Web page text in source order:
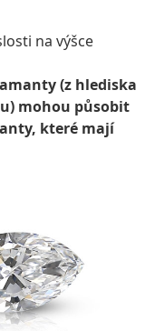
na výšce
(z hlediska
mohou působit
které mají